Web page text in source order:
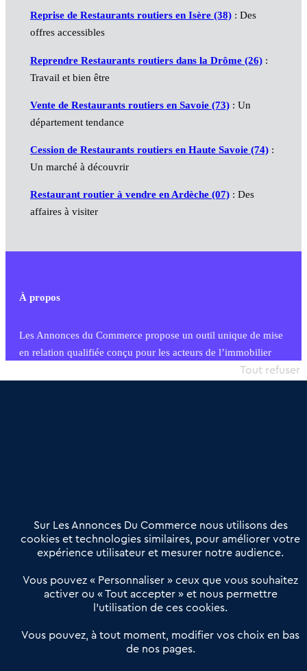
Reprise de Restaurants routiers en Isère (38): Des
offres accessibles
Reprendre Restaurants routiers dans la Drôme (26):
Travail et bien être
Vente de Restaurants routiers en Savoie (73): Un
département tendance
Cession de Restaurants routiers en Haute Savoie (74):
Un marché à découvrir
Restaurant routier à vendre en Ardèche (07): Des
affaires à visiter
À propos
Les Annonces du Commerce propose un outil unique de mise
en relation qualifiée conçu pour les acteurs de l’immobilier
commercial et les collectivités territoriales, simple et intégrant
Offres Pro
Actualités
Qui sommes nous ?
Derniers articles
Réseau 3C : un partenaire national dédié aux transactions
Petitscommerces : Un partenariat au service du commerce de
proximité et des territoires
Sur Les Annonces Du Commerce nous utilisons des
cookies et technologies similaires, pour améliorer votre
expérience utilisateur et mesurer notre audience.
Vous pouvez « Personnaliser » ceux que vous souhaitez
activer ou « Tout accepter » et nous permettre
l’utilisation de ces cookies.
Vous pouvez, à tout moment, modifier vos choix en bas
de nos pages.
Tout refuser